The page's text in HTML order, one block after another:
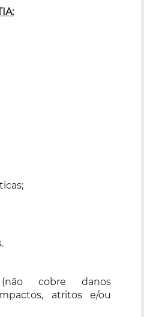
cobre danos
atritos e/ou